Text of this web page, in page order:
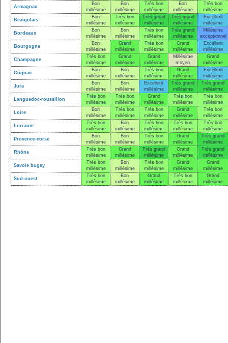
Armagnac
Bon
millésime
Bon
millésime
Très bon
millésime
Bon
millésime
Très bon
millésime
Beaujolais
Bon
millésime
Très bon
millésime
Très grand
millésime
Très grand
millésime
Excellent
millésime
Bordeaux
Bon
millésime
Bon
millésime
Très bon
millésime
Très grand
millésime
Millésime
exceptionnel
Bourgogne
Bon
millésime
Grand
millésime
Très bon
millésime
Grand
millésime
Excellent
millésime
Champagne
Très bon
millésime
Grand
millésime
Grand
millésime
Millésime
moyen
Grand
millésime
Cognac
Bon
millésime
Bon
millésime
Très bon
millésime
Grand
millésime
Excellent
millésime
Jura
Bon
millésime
Bon
millésime
Excellent
millésime
Très grand
millésime
Très grand
millésime
Languedoc-roussillon
Très bon
millésime
Très bon
millésime
Grand
millésime
Très bon
millésime
Très bon
millésime
Loire
Bon
millésime
Très bon
millésime
Très bon
millésime
Grand
millésime
Très bon
millésime
Lorraine
Très bon
millésime
Bon
millésime
Très bon
millésime
Très bon
millésime
Très bon
millésime
Provence-corse
Bon
millésime
Bon
millésime
Très bon
millésime
Grand
millésime
Très grand
millésime
Rhône
Très bon
millésime
Grand
millésime
Très grand
millésime
Grand
millésime
Très grand
millésime
Savoie bugey
Très bon
millésime
Bon
millésime
Très bon
millésime
Grand
millésime
Grand
millésime
Sud-ouest
Très bon
millésime
Bon
millésime
Grand
millésime
Très bon
millésime
Grand
millésime